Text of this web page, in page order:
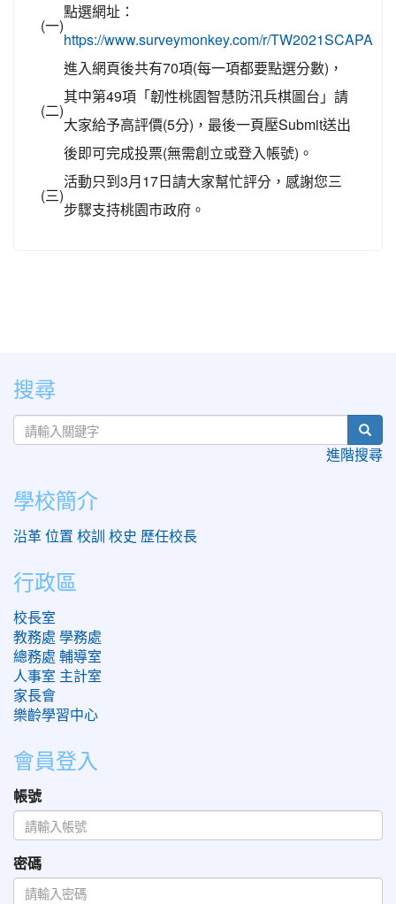
(一)
點選網址：
https://www.surveymonkey.com/r/TW2021SCAPA
(二)
進入網頁後共有70項(每一項都要點選分數)，
其中第49項「韌性桃園智慧防汛兵棋圖台」請
大家給予高評價(5分)，最後一頁壓Submit送出
後即可完成投票(無需創立或登入帳號)。
(三)
活動只到3月17日請大家幫忙評分，感謝您三
步驟支持桃園市政府。
:::
搜尋
進階搜尋
學校簡介
沿革 位置 校訓 校史 歷任校長
行政區
校長室
教務處 學務處
總務處 輔導室
人事室 主計室
家長會
樂齡學習中心
會員登入
帳號
密碼